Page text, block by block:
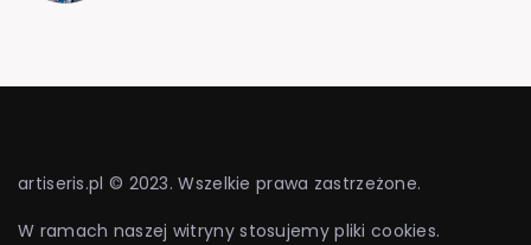
artiseris.pl © 2023. Wszelkie prawa zastrzeżone.
W ramach naszej witryny stosujemy pliki cookies.